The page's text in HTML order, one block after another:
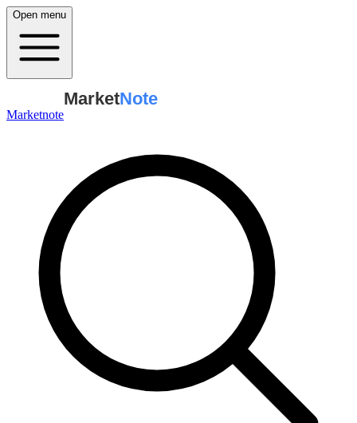
Open menu
Marketnote
MarketNote